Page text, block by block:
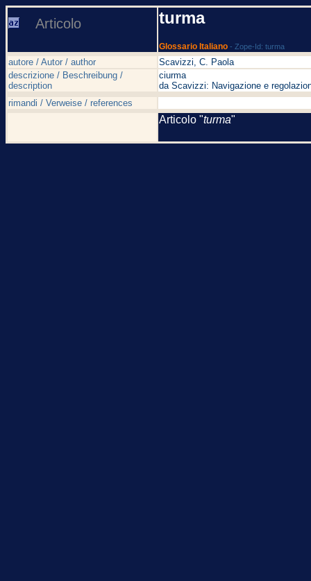
Articolo turma
Glossario Italiano - Zope-Id: turma
autore / Autor / author
Scavizzi, C. Paola
descrizione / Beschreibung /
description
ciurma
da Scavizzi: Navigazione e
rimandi / Verweise / references
Articolo "turma"